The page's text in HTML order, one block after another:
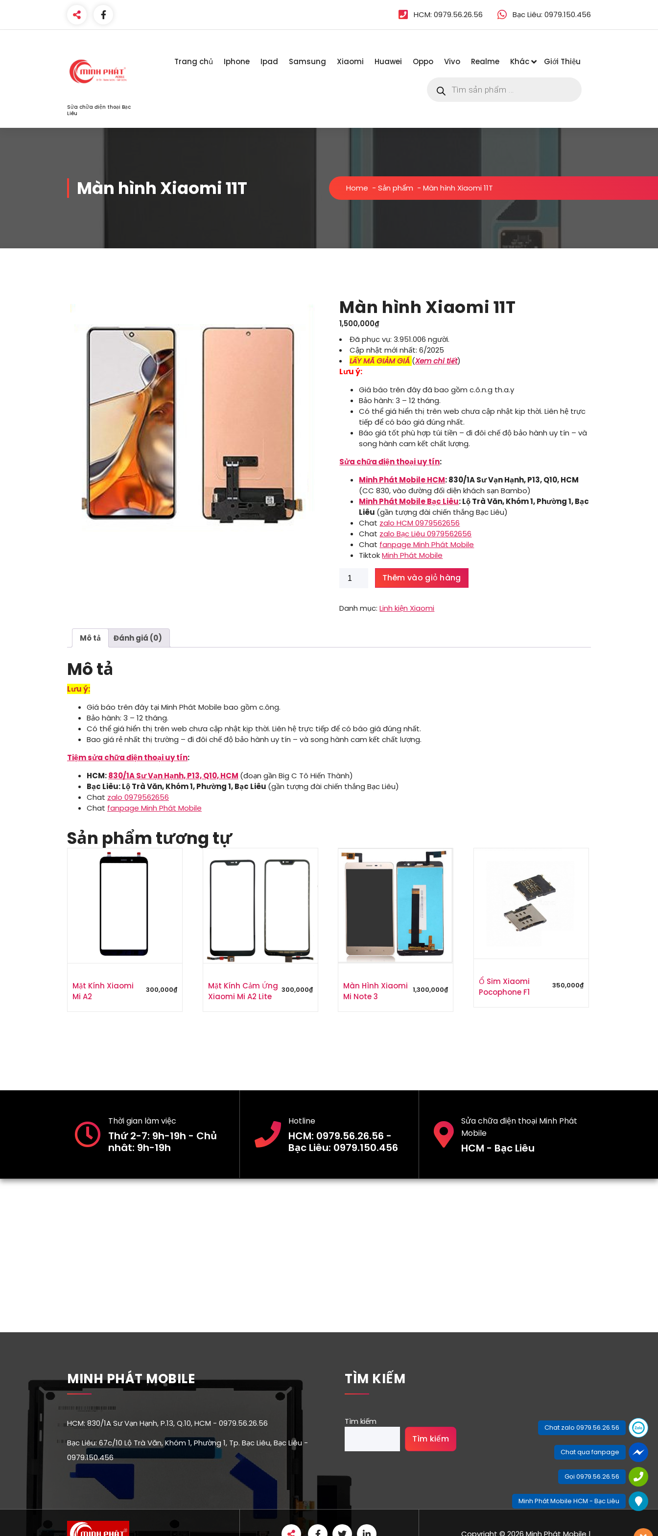
HCM: 0979.56.26.56 Bạc Liêu: 0979.150.456
Sửa chữa điện thoại Bạc
Liêu
Trang chủ Iphone Ipad Samsung Xiaomi Huawei Oppo Vivo Realme Khác
Giới Thiệu
kiếm
sản
Màn hình Xiaomi 11T Home - Sản phẩm - Màn hình Xiaomi 11T
Màn hình Xiaomi 11T
1,500,000₫
Đã phục vụ: 3.951.006 người.
Cập nhật mới nhất: 6/2025
LẤY MÃ GIẢM GIÁ (Xem chi tiết)
Lưu ý:
Giá báo trên đây đã bao gồm c.ô.n.g th.a.y
Bảo hành: 3 – 12 tháng.
Có thể giá hiển thị trên web chưa cập nhật kịp thời. Liên hệ trực
tiếp để có báo giá đúng nhất.
Báo giá tốt phù hợp túi tiền – đi đôi chế độ bảo hành uy tín – và
song hành cam kết chất lượng.
Sửa chữa điện thoại uy tín:
Minh Phát Mobile HCM: 830/1A Sư Vạn Hạnh, P13, Q10, HCM
(CC 830, vào đường đối diện khách sạn Bambo)
Minh Phát Mobile Bạc Liêu: Lộ Trà Văn, Khóm 1, Phường 1, Bạc
Liêu (gần tượng đài chiến thắng Bạc Liêu)
Chat zalo HCM 0979562656
Chat zalo Bạc Liêu 0979562656
Chat fanpage Minh Phát Mobile
TiktokMinh Phát Mobile
Màn
hình
11T
Thêm vào giỏ hàng
Danh mục:Linh kiện Xiaomi
Mô tả Đánh giá (0)
Mô tả
Lưu ý:
Giá báo trên đây tại Minh Phát Mobile bao gồm c.ông.
Bảo hành: 3 – 12 tháng.
Có thể giá hiển thị trên web chưa cập nhật kịp thời. Liên hệ trực tiếp để có báo giá đúng nhất.
Bao giá rẻ nhất thị trường – đi đôi chế độ bảo hành uy tín – và song hành cam kết chất lượng.
Tiệm sửa chữa điện thoại uy tín:
HCM:830/1A Sư Vạn Hạnh, P13, Q10, HCM (đoạn gần Big C Tô Hiến Thành)
Bạc Liêu: Lộ Trà Văn, Khóm 1, Phường 1, Bạc Liêu (gần tượng đài chiến thắng Bạc Liêu)
Chat zalo 0979562656
Chat fanpage Minh Phát Mobile
Sản phẩm tương tự
Mặt Kính Xiaomi
Mi A2
300,000₫
Mặt Kính Cảm Ứng
Xiaomi Mi A2 Lite
300,000₫
Màn Hình Xiaomi
Mi Note 3
1,300,000₫
Ổ Sim Xiaomi
Pocophone F1
350,000₫
Thời gian làm việc
Thứ 2-7: 9h-19h - Chủ
nhât: 9h-19h
Hotline
HCM: 0979.56.26.56 -
Bạc Liêu: 0979.150.456
Sửa chữa điện thoại Minh Phát
Mobile
HCM - Bạc Liêu
MINH PHÁT MOBILE
HCM: 830/1A Sư Vạn Hạnh, P.13, Q.10, HCM - 0979.56.26.56
Bạc Liêu: 67c/10 Lộ Trà Văn, Khóm 1, Phường 1, Tp. Bạc Liêu, Bạc Liêu -
0979.150.456
TÌM KIẾM
Tìm kiếm
Tìm kiếm
Copyright © 2026 Minh Phát Mobile |
Chat zalo 0979.56.26.56
Chat qua fanpage
Gọi 0979.56.26.56
Minh Phát Mobile HCM - Bạc Liêu